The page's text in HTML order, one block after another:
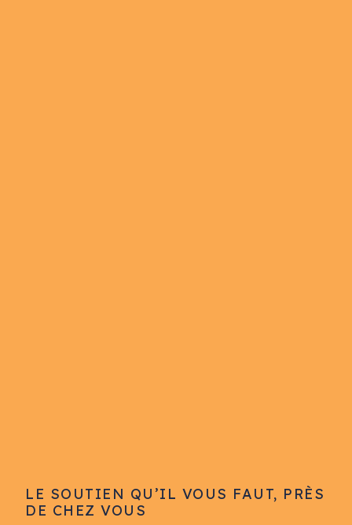
LE SOUTIEN QU’IL VOUS FAUT, PRÈS
DE CHEZ VOUS